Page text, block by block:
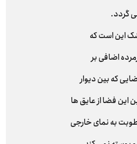
گردد.
این است که
اضافی بر
که بین دیوار
این فضا از عایق ها
به نمای خارجی